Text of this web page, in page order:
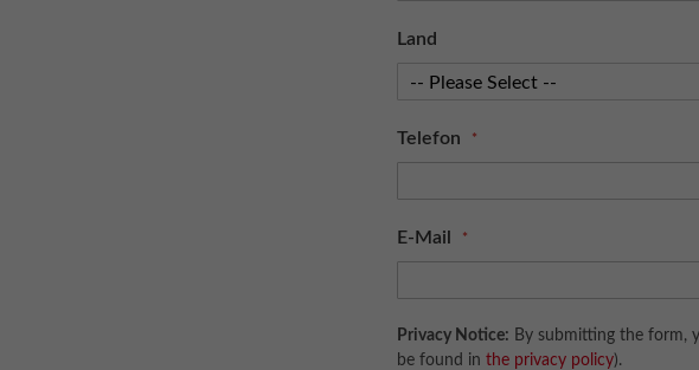
Land
Telefon
E-Mail
Privacy Notice: By submitting the form,
be found inthe privacy policy).